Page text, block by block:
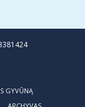
GYVŪNĄ